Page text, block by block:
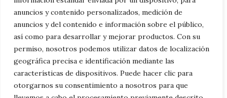
anuncios y contenido personalizados, medición de
anuncios y del contenido e información sobre el público,
así como para desarrollar y mejorar productos. Con su
permiso, nosotros podemos utilizar datos de localización
geográfica precisa e identificación mediante las
características de dispositivos. Puede hacer clic para
otorgarnos su consentimiento a nosotros para que
correcto, las redes sociales pueden ser una
herramienta poderosa para aumentar la
visibilidad y las ventas de tu libro de
colorear de mariposas. ¿Buscas eldibujo de
la mariposa?